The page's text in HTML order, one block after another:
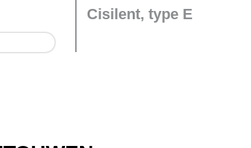
Cisilent, type E